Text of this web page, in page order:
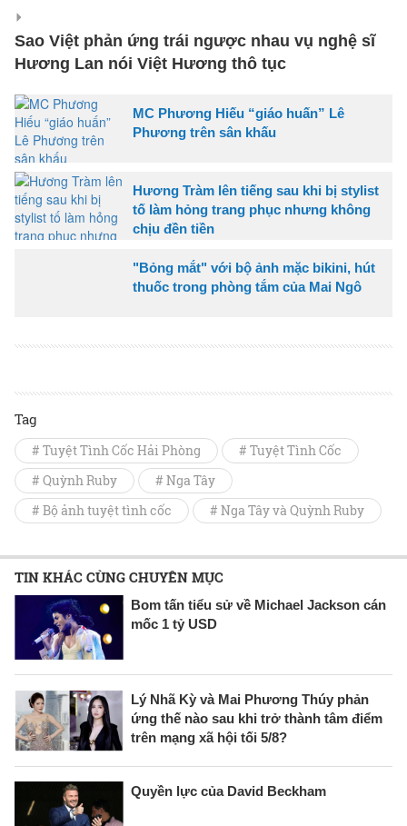
Sao Việt phản ứng trái ngược nhau vụ nghệ sĩ
Hương Lan nói Việt Hương thô tục
MC Phương Hiếu “giáo huấn” Lê
Phương trên sân khấu
Hương Tràm lên tiếng sau khi bị stylist
tố làm hỏng trang phục nhưng không
chịu đền tiền
"Bỏng mắt" với bộ ảnh mặc bikini, hút
thuốc trong phòng tắm của Mai Ngô
Tag
# Tuyệt Tình Cốc Hải Phòng
# Tuyệt Tình Cốc
# Quỳnh Ruby
# Nga Tây
# Bộ ảnh tuyệt tình cốc
# Nga Tây và Quỳnh Ruby
TIN KHÁC CÙNG CHUYÊN MỤC
Bom tấn tiểu sử về Michael Jackson cán
mốc 1 tỷ USD
Lý Nhã Kỳ và Mai Phương Thúy phản
ứng thế nào sau khi trở thành tâm điểm
trên mạng xã hội tối 5/8?
Quyền lực của David Beckham